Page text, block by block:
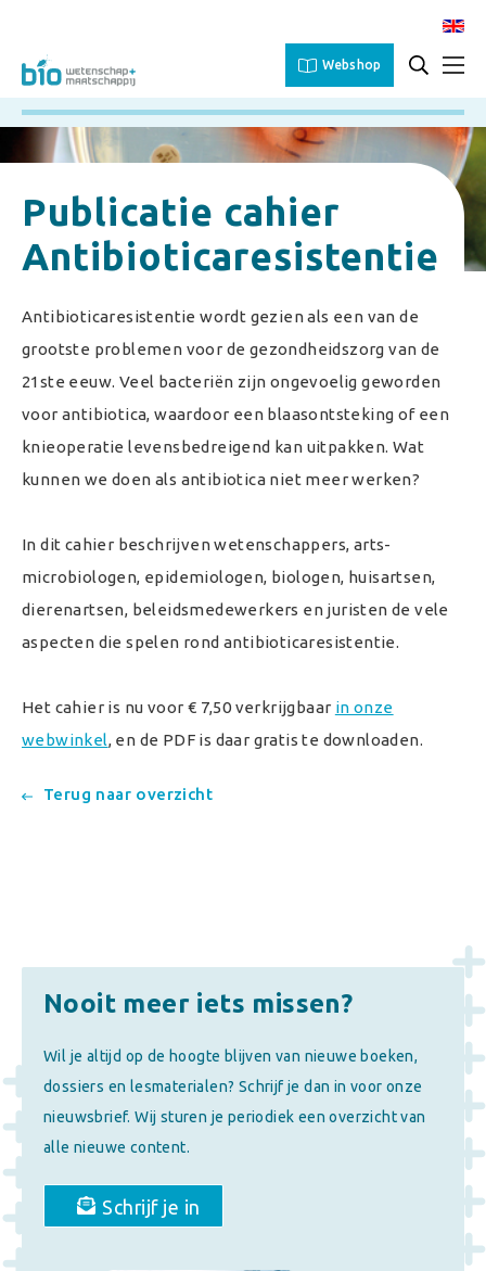
Webshop
Publicatie cahier
Antibioticaresistentie
Antibioticaresistentie wordt gezien als een van de
grootste problemen voor de gezondheidszorg van de
21ste eeuw. Veel bacteriën zijn ongevoelig geworden
voor antibiotica, waardoor een blaasontsteking of een
knieoperatie levensbedreigend kan uitpakken. Wat
kunnen we doen als antibiotica niet meer werken?
In dit cahier beschrijven wetenschappers, arts-
microbiologen, epidemiologen, biologen, huisartsen,
dierenartsen, beleidsmedewerkers en juristen de vele
aspecten die spelen rond antibioticaresistentie.
Het cahier is nu voor € 7,50 verkrijgbaar in onze
webwinkel, en de PDF is daar gratis te downloaden.
Terug naar overzicht
Nooit meer iets missen?
Wil je altijd op de hoogte blijven van nieuwe boeken,
dossiers en lesmaterialen? Schrijf je dan in voor onze
nieuwsbrief. Wij sturen je periodiek een overzicht van
alle nieuwe content.
Schrijf je in